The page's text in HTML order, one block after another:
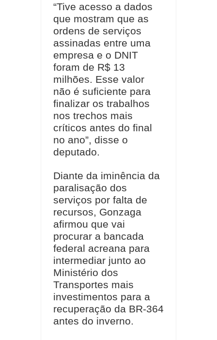
“Tive acesso a dados
que mostram que as
ordens de serviços
assinadas entre uma
empresa e o DNIT
foram de R$ 13
milhões. Esse valor
não é suficiente para
finalizar os trabalhos
nos trechos mais
críticos antes do final
no ano”, disse o
deputado.
Diante da iminência da
paralisação dos
serviços por falta de
recursos, Gonzaga
afirmou que vai
procurar a bancada
federal acreana para
intermediar junto ao
Ministério dos
Transportes mais
investimentos para a
recuperação da BR-364
antes do inverno.